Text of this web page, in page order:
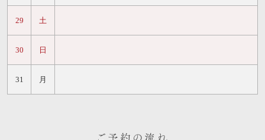
土
29
日
30
月
31